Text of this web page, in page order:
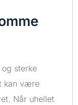
sterke
kan være
Når uhellet